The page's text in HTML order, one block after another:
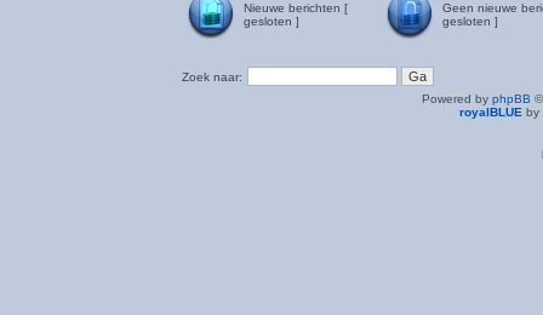
Nieuwe berichten [
gesloten ]
Geen nieuwe
gesloten ]
Zoek naar:
Powered by phpBB
royalBLUE by